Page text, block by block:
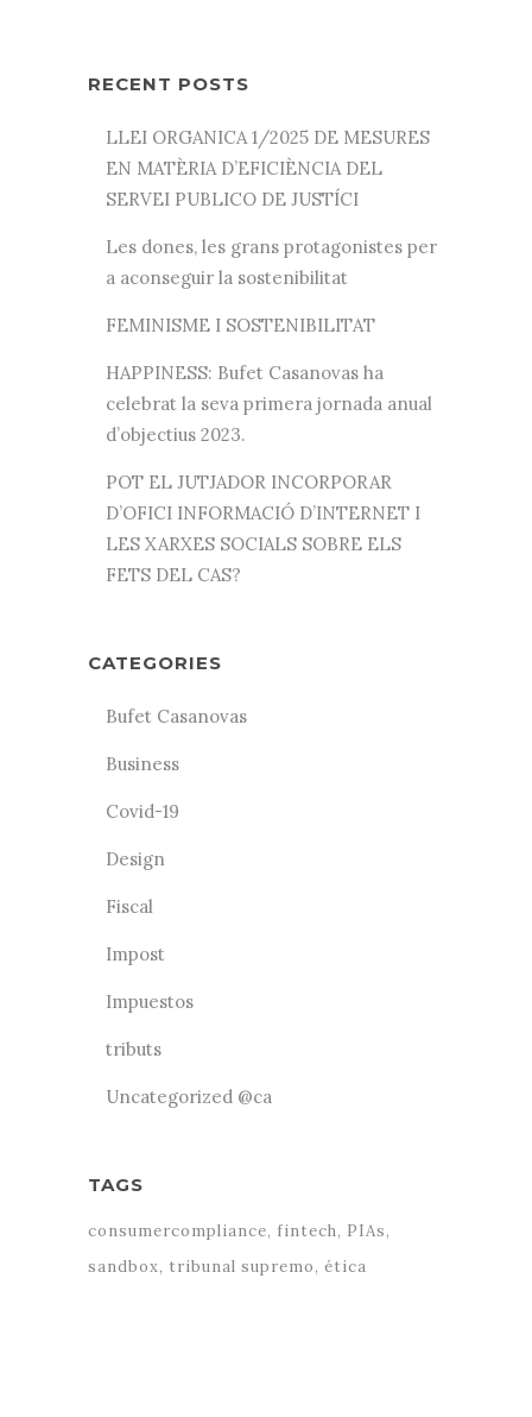
RECENT POSTS
LLEI ORGANICA 1/2025 DE MESURES
EN MATÈRIA D’EFICIÈNCIA DEL
SERVEI PUBLICO DE JUSTÍCI
Les dones, les grans protagonistes per
a aconseguir la sostenibilitat
FEMINISME I SOSTENIBILITAT
HAPPINESS: Bufet Casanovas ha
celebrat la seva primera jornada anual
d’objectius 2023.
POT EL JUTJADOR INCORPORAR
D’OFICI INFORMACIÓ D’INTERNET I
LES XARXES SOCIALS SOBRE ELS
FETS DEL CAS?
CATEGORIES
Bufet Casanovas
Business
Covid-19
Design
Fiscal
Impost
Impuestos
tributs
Uncategorized @ca
TAGS
consumercompliance fintech PIAs
sandbox tribunal supremo ética